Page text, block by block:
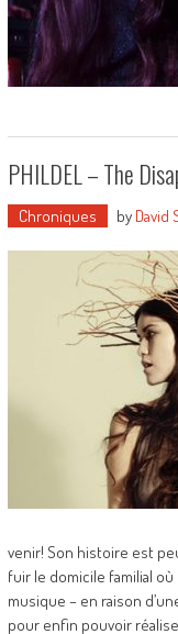
PHILDEL – The
Chroniques by David
venir! Son histoire est
fuir le domicile familial
musique – en raison
pour enfin pouvoir